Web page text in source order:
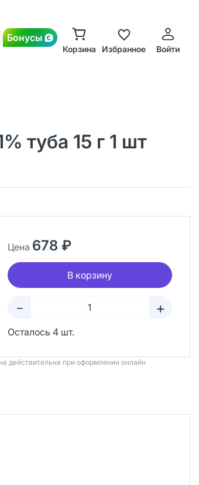
Бонусы
Корзина Избранное Войти
туба 15 г 1 шт
Цена 678 ₽
В корзину
– +
Осталось 4 шт.
действительна при оформлении онлайн